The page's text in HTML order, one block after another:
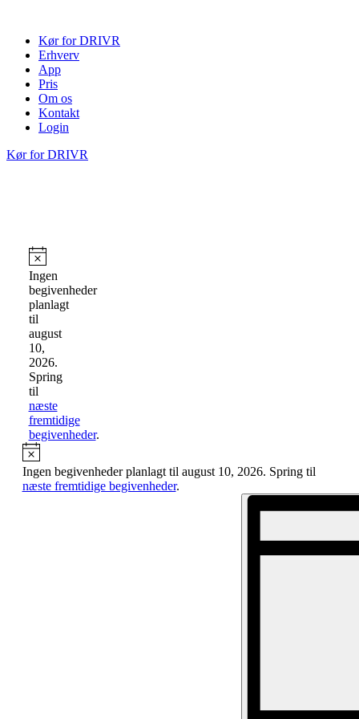
indholdKør for DRIVR
Erhverv
App
Pris
Om os
Kontakt
Login
Kør for DRIVR
Begivenheder
for
august
10,
2026
Notice
Ingen
begivenheder
planlagt
til
august
10,
2026.
Spring
til
næste
fremtidige
begivenheder.
Notice
Ingen begivenheder planlagt til august 10, 2026. Spring til
næste fremtidige begivenheder.
Begivenhed
Navigation